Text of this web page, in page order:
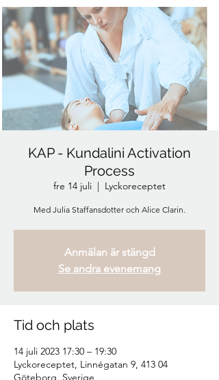
KAP - Kundalini Activation
Process
fre 14 juli
  |
Lyckoreceptet
Med Julia Staffansdotter och Alice Clarin.
Anmälan är stängd
Se andra evenemang
Tid och plats
14 juli 2023 17:30 – 19:30
Lyckoreceptet, Linnégatan 9, 413 04
Göteborg, Sverige